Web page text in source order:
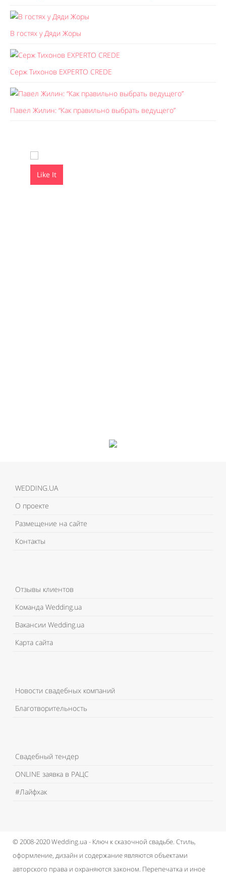
В гостях у Дяди Жоры
Серж Тихонов EXPERTO CREDE
Павел Жилин: “Как правильно выбрать ведущего”
Like It
WEDDING.UA
О проекте
Размещение на сайте
Контакты
Отзывы клиентов
Команда Wedding.ua
Вакансии Wedding.ua
Карта сайта
Новости свадебных компаний
Благотворительность
Свадебный тендер
ONLINE заявка в РАЦС
#Лайфхак
© 2008-2020 Wedding.ua - Ключ к сказочной свадьбе. Стиль,
оформление, дизайн и содержание являются объектами
авторского права и охраняются законом. Перепечатка и иное